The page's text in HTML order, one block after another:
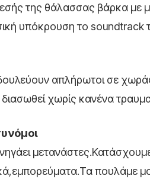
της θάλασσας βάρκα με
υπόκρουση το soundtrack
απλήρωτοι σε
χωρίς κανένα
πουλάμε